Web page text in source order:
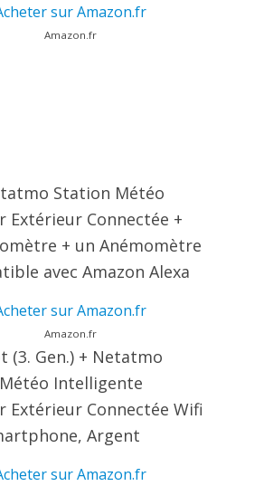
sur Amazon.fr
Amazon.fr
Station Météo
Extérieur Connectée +
+ un Anémomètre
avec Amazon Alexa
sur Amazon.fr
Amazon.fr
(3. Gen.) + Netatmo
Intelligente
Extérieur Connectée Wifi
Argent
sur Amazon.fr